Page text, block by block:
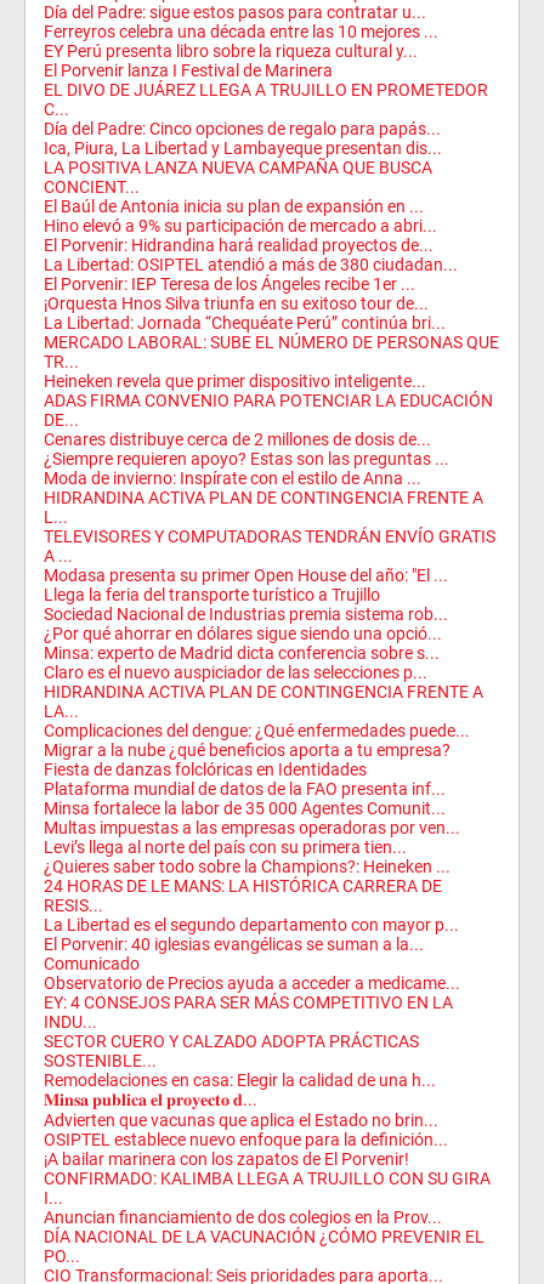
Día del Padre: sigue estos pasos para contratar u...
Ferreyros celebra una década entre las 10 mejores ...
EY Perú presenta libro sobre la riqueza cultural y...
El Porvenir lanza I Festival de Marinera
EL DIVO DE JUÁREZ LLEGA A TRUJILLO EN PROMETEDOR
C...
Día del Padre: Cinco opciones de regalo para papás...
Ica, Piura, La Libertad y Lambayeque presentan dis...
LA POSITIVA LANZA NUEVA CAMPAÑA QUE BUSCA
CONCIENT...
El Baúl de Antonia inicia su plan de expansión en ...
Hino elevó a 9% su participación de mercado a abri...
El Porvenir: Hidrandina hará realidad proyectos de...
La Libertad: OSIPTEL atendió a más de 380 ciudadan...
El Porvenir: IEP Teresa de los Ángeles recibe 1er ...
¡Orquesta Hnos Silva triunfa en su exitoso tour de...
La Libertad: Jornada “Chequéate Perú” continúa bri...
MERCADO LABORAL: SUBE EL NÚMERO DE PERSONAS QUE
TR...
Heineken revela que primer dispositivo inteligente...
ADAS FIRMA CONVENIO PARA POTENCIAR LA EDUCACIÓN
DE...
Cenares distribuye cerca de 2 millones de dosis de...
¿Siempre requieren apoyo? Estas son las preguntas ...
Moda de invierno: Inspírate con el estilo de Anna ...
HIDRANDINA ACTIVA PLAN DE CONTINGENCIA FRENTE A
L...
TELEVISORES Y COMPUTADORAS TENDRÁN ENVÍO GRATIS
A ...
Modasa presenta su primer Open House del año: "El ...
Llega la feria del transporte turístico a Trujillo
Sociedad Nacional de Industrias premia sistema rob...
¿Por qué ahorrar en dólares sigue siendo una opció...
Minsa: experto de Madrid dicta conferencia sobre s...
Claro es el nuevo auspiciador de las selecciones p...
HIDRANDINA ACTIVA PLAN DE CONTINGENCIA FRENTE A
LA...
Complicaciones del dengue: ¿Qué enfermedades puede...
Migrar a la nube ¿qué beneficios aporta a tu empresa?
Fiesta de danzas folclóricas en Identidades
Plataforma mundial de datos de la FAO presenta inf...
Minsa fortalece la labor de 35 000 Agentes Comunit...
Multas impuestas a las empresas operadoras por ven...
Levi’s llega al norte del país con su primera tien...
¿Quieres saber todo sobre la Champions?: Heineken ...
24 HORAS DE LE MANS: LA HISTÓRICA CARRERA DE
RESIS...
La Libertad es el segundo departamento con mayor p...
El Porvenir: 40 iglesias evangélicas se suman a la...
Comunicado
Observatorio de Precios ayuda a acceder a medicame...
EY: 4 CONSEJOS PARA SER MÁS COMPETITIVO EN LA
INDU...
SECTOR CUERO Y CALZADO ADOPTA PRÁCTICAS
SOSTENIBLE...
Remodelaciones en casa: Elegir la calidad de una h...
𝐌𝐢𝐧𝐬𝐚 𝐩𝐮𝐛𝐥𝐢𝐜𝐚 𝐞𝐥 𝐩𝐫𝐨𝐲𝐞𝐜𝐭𝐨 𝐝...
Advierten que vacunas que aplica el Estado no brin...
OSIPTEL establece nuevo enfoque para la definición...
¡A bailar marinera con los zapatos de El Porvenir!
CONFIRMADO: KALIMBA LLEGA A TRUJILLO CON SU GIRA
I...
Anuncian financiamiento de dos colegios en la Prov...
DÍA NACIONAL DE LA VACUNACIÓN ¿CÓMO PREVENIR EL
PO...
CIO Transformacional: Seis prioridades para aporta...